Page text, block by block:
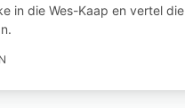
in die Wes-Kaap en vertel die